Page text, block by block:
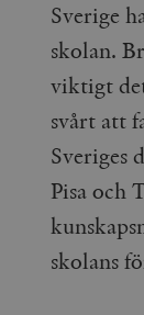
Sverige
skolan.
viktigt
svårt att
Sveriges
Pisa och
skolans
VISITOR_INFO1_LIVE